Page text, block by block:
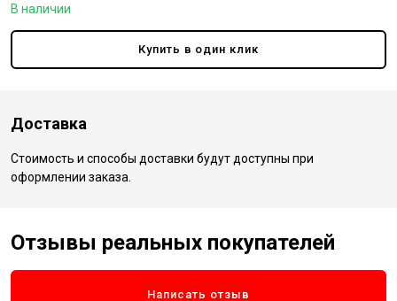
В наличии
Купить в один клик
Доставка
Стоимость и способы доставки будут доступны при
оформлении заказа.
Отзывы реальных покупателей
Написать отзыв